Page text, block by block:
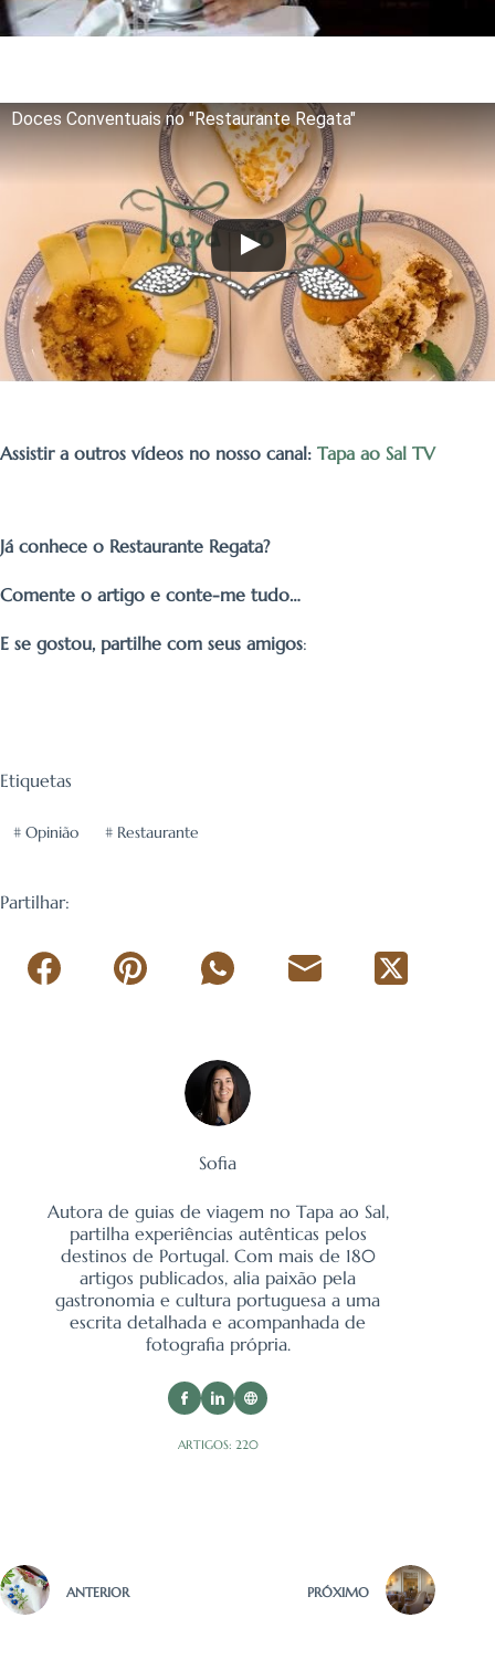
Doces Conventuais no "Restaurante Regata"
Assistir a outros vídeos no nosso canal: Tapa ao Sal TV
Já conhece o Restaurante Regata?
Comente o artigo e conte-me tudo…
E se gostou, partilhe com seus amigos:
Etiquetas
#Opinião #Restaurante
Partilhar:
Sofia
Autora de guias de viagem no Tapa ao Sal,
partilha experiências autênticas pelos
destinos de Portugal. Com mais de 180
artigos publicados, alia paixão pela
gastronomia e cultura portuguesa a uma
escrita detalhada e acompanhada de
fotografia própria.
ARTIGOS: 220
ANTERIOR PRÓXIMO